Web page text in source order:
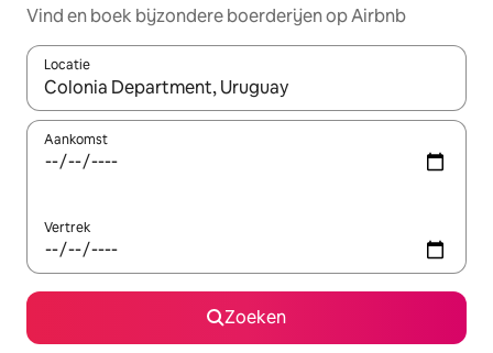
Vind en boek bijzondere boerderijen op Airbnb
Locatie
Wanneer er suggesties beschikbaar zijn, maak je een keuze
Aankomst
Vertrek
Zoeken